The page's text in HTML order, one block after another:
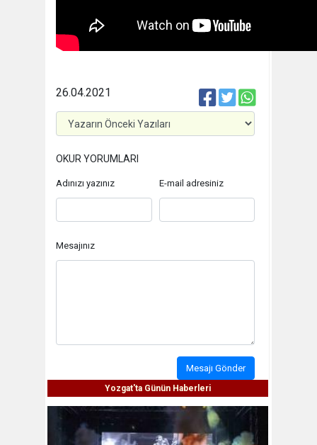
26.04.2021
OKUR YORUMLARI
Adınızı yazınız E-mail adresiniz
Mesajınız
Mesajı Gönder
Yozgat'ta Günün Haberleri